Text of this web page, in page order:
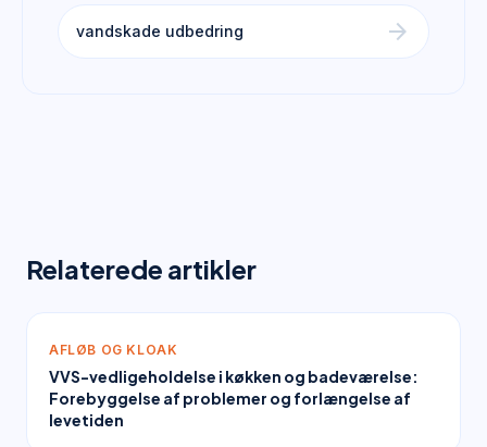
vandskade udbedring arrow_forward
Relaterede artikler
AFLØB OG KLOAK
VVS-vedligeholdelse i køkken og badeværelse:
Forebyggelse af problemer og forlængelse af
levetiden